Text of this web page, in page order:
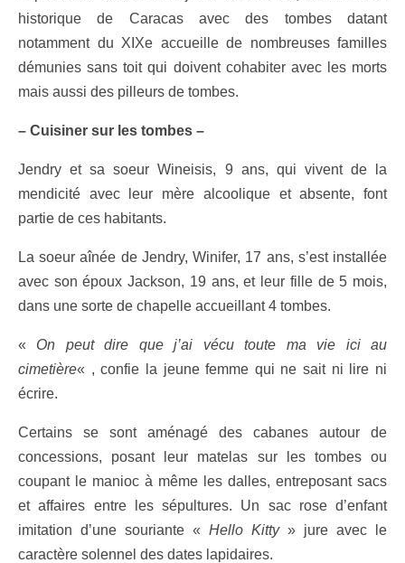
historique de Caracas avec des tombes datant
notamment du XIXe accueille de nombreuses familles
démunies sans toit qui doivent cohabiter avec les morts
mais aussi des pilleurs de tombes.
– Cuisiner sur les tombes –
Jendry et sa soeur Wineisis, 9 ans, qui vivent de la
mendicité avec leur mère alcoolique et absente, font
partie de ces habitants.
La soeur aînée de Jendry, Winifer, 17 ans, s’est installée
avec son époux Jackson, 19 ans, et leur fille de 5 mois,
dans une sorte de chapelle accueillant 4 tombes.
« On peut dire que j’ai vécu toute ma vie ici au
cimetière« , confie la jeune femme qui ne sait ni lire ni
écrire.
Certains se sont aménagé des cabanes autour de
concessions, posant leur matelas sur les tombes ou
coupant le manioc à même les dalles, entreposant sacs
et affaires entre les sépultures. Un sac rose d’enfant
imitation d’une souriante « Hello Kitty» jure avec le
caractère solennel des dates lapidaires.